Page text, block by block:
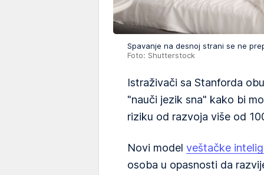
Spavanje na desnoj strani se ne
Foto: Shutterstock
Istraživači sa Stanforda
"nauči jezik sna" kako bi
riziku od razvoja više od
Novi model veštačke
osoba u opasnosti da